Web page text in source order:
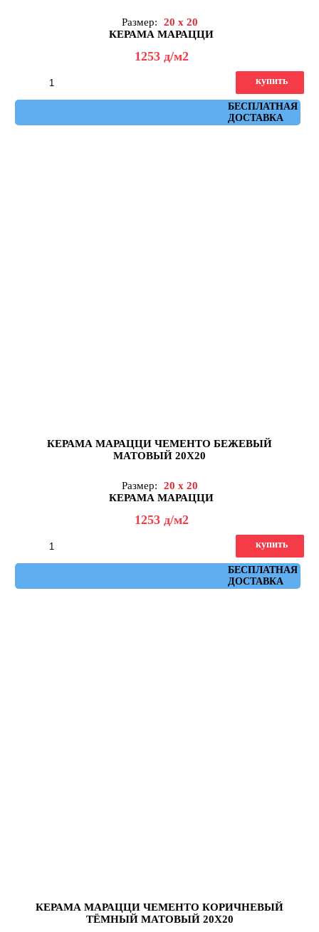
Размер:
20 x 20
КЕРАМА МАРАЦЦИ
1253 д/м2
БЕСПЛАТНАЯ
ДОСТАВКА
купить
КЕРАМА МАРАЦЦИ ЧЕМЕНТО БЕЖЕВЫЙ
МАТОВЫЙ 20X20
Размер:
20 x 20
КЕРАМА МАРАЦЦИ
1253 д/м2
БЕСПЛАТНАЯ
ДОСТАВКА
купить
КЕРАМА МАРАЦЦИ ЧЕМЕНТО КОРИЧНЕВЫЙ
ТЁМНЫЙ МАТОВЫЙ 20X20